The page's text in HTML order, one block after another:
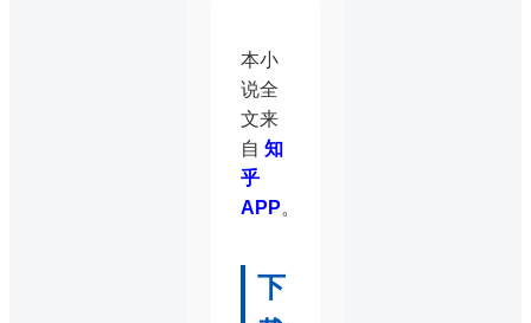
本小
说全
文来
自 知
乎
APP。
下